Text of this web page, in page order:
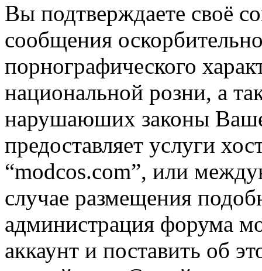
Вы подтверждаете своё
сообщения
порнографического
национальной розни, а
нарушаюших законы
предоставляет услуги
“modcos.com”, или
случае размещения
администрация форума
аккаунт и поставить об